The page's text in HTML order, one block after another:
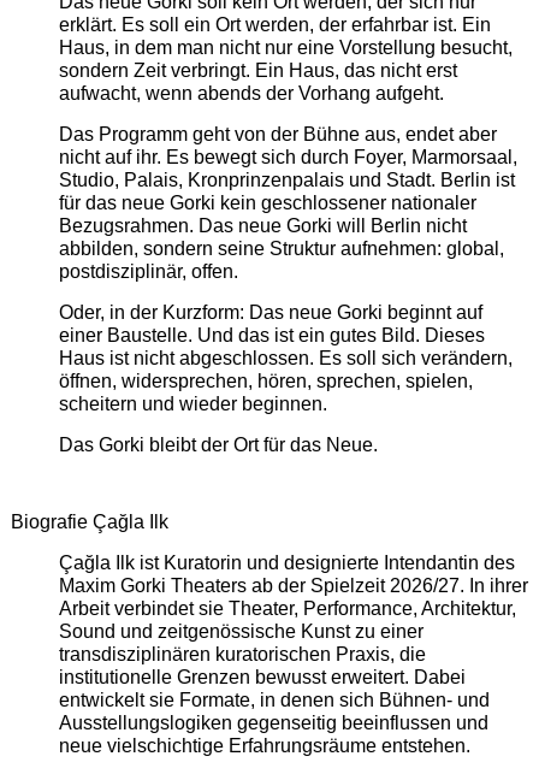
erklärt. Es soll ein Ort werden, der erfahrbar ist. Ein
Haus, in dem man nicht nur eine Vorstellung besucht,
sondern Zeit verbringt. Ein Haus, das nicht erst
aufwacht, wenn abends der Vorhang aufgeht.
Das Programm geht von der Bühne aus, endet aber
nicht auf ihr. Es bewegt sich durch Foyer, Marmorsaal,
Studio, Palais, Kronprinzenpalais und Stadt. Berlin ist
für das neue Gorki kein geschlossener nationaler
Bezugsrahmen. Das neue Gorki will Berlin nicht
abbilden, sondern seine Struktur aufnehmen: global,
postdisziplinär, offen.
Oder, in der Kurzform: Das neue Gorki beginnt auf
einer Baustelle. Und das ist ein gutes Bild. Dieses
Haus ist nicht abgeschlossen. Es soll sich verändern,
öffnen, widersprechen, hören, sprechen, spielen,
scheitern und wieder beginnen.
Das Gorki bleibt der Ort für das Neue.
Biografie Çağla Ilk
Çağla Ilk ist Kuratorin und designierte Intendantin des
Maxim Gorki Theaters ab der Spielzeit 2026/27. In ihrer
Arbeit verbindet sie Theater, Performance, Architektur,
Sound und zeitgenössische Kunst zu einer
transdisziplinären kuratorischen Praxis, die
institutionelle Grenzen bewusst erweitert. Dabei
entwickelt sie Formate, in denen sich Bühnen- und
Ausstellungslogiken gegenseitig beeinflussen und
neue vielschichtige Erfahrungsräume entstehen.